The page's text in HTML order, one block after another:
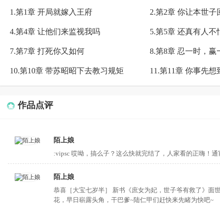
手握空间，一手医术让皇室
则惠泽百姓。
生龙活虎之后的某世子拉叶
浑身发热呼吸急促的样子是不是
叶昭昭：……
他这不是发病，是发……
1.第1章 开局就嫁入王府 2.第2章 你让本世子
4.第4章 让他们来监视我吗 5.第5章 还真有人不
7.第7章 打死你又如何 8.第8章 忍一时，赢
10.第10章 带苏昭昭下去教习规矩 11.第11章 你事先
作品点评
陌上娘
:vipsc 哎呦，搞么子？这么快就完结了，人家看的正嗨
陌上娘
恭喜［大宝七岁半］ 新书《庶女为妃，世子爷有救了》面
花，早日崭露头角，干巴爹~陆仁甲们赶快来先睹为快吧~